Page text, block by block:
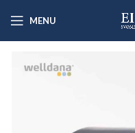
MENU